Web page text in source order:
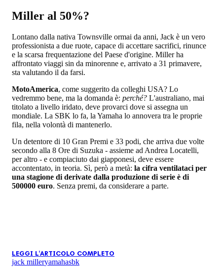
Miller al 50%?
Lontano dalla nativa Townsville ormai da anni, Jack è un vero
professionista a due ruote, capace di accettare sacrifici, rinunce
e la scarsa frequentazione del Paese d'origine. Miller ha
affrontato viaggi sin da minorenne e, arrivato a 31 primavere,
sta valutando il da farsi.
MotoAmerica, come suggerito da colleghi USA? Lo
vedremmo bene, ma la domanda è: perché? L'australiano, mai
titolato a livello iridato, deve provarci dove si assegna un
mondiale. La SBK lo fa, la Yamaha lo annovera tra le proprie
fila, nella volontà di mantenerlo.
Un detentore di 10 Gran Premi e 33 podi, che arriva due volte
secondo alla 8 Ore di Suzuka - assieme ad Andrea Locatelli,
per altro - e compiaciuto dai giapponesi, deve essere
accontentato, in teoria. Sì, però a metà: la cifra ventilataci per
una stagione di derivate dalla produzione di serie è di
500000 euro. Senza premi, da considerare a parte.
LEGGI L'ARTICOLO COMPLETO
jack milleryamahasbk